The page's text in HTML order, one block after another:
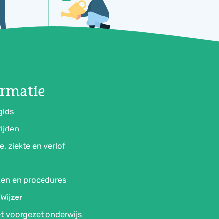
ziekte en verlof
en procedures
voorgezet onderwijs